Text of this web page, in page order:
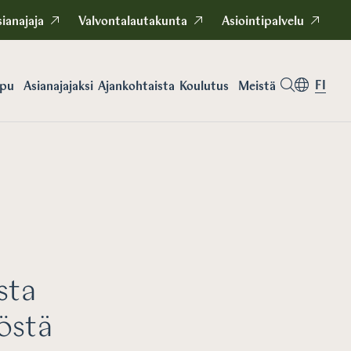
Valvontalautakunta Asiointipalvelu
Asianajajaksi Ajankohtaista Koulutus Meistä FI